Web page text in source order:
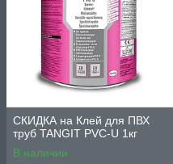
СКИДКА на Клей для ПВХ
труб TANGIT PVC-U 1кг
В наличии